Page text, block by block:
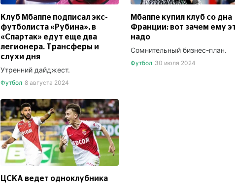
Клуб Мбаппе подписал экс-
футболиста «Рубина», в
«Спартак» едут еще два
легионера. Трансферы и
слухи дня
Утренний дайджест.
Футбол 8 августа 2024
Мбаппе купил клуб со дна
Франции: вот зачем ему
надо
Сомнительный бизнес-план.
Футбол 30 июля 2024
ЦСКА ведет одноклубника